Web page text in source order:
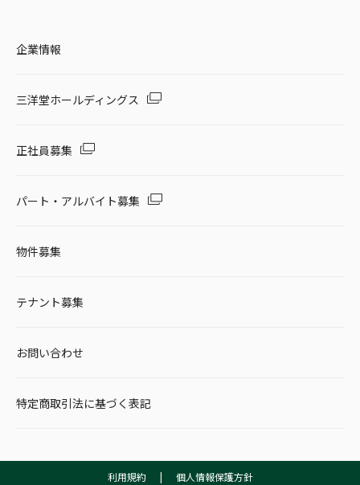
企業情報
三洋堂ホールディングス
正社員募集
パート・アルバイト募集
物件募集
テナント募集
お問い合わせ
特定商取引法に基づく表記
利用規約 | 個人情報保護方針